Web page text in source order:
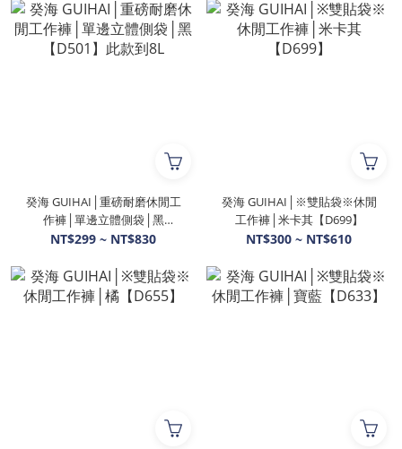
癸海 GUIHAI│重磅耐磨休閒工
作褲│單邊立體側袋│黑
【D501】此款到8L
NT$299 ~ NT$830
癸海 GUIHAI│※雙貼袋※休閒
工作褲│米卡其【D699】
NT$300 ~ NT$610